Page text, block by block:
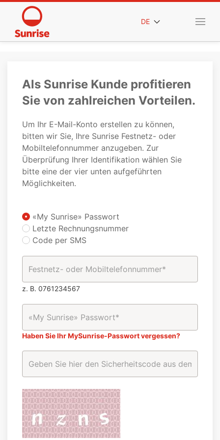
DE
Als Sunrise Kunde profitieren
Sie von zahlreichen Vorteilen.
Um Ihr E-Mail-Konto erstellen zu können,
bitten wir Sie, Ihre Sunrise Festnetz- oder
Mobiltelefonnummer anzugeben. Zur
Überprüfung Ihrer Identifikation wählen Sie
bitte eine der vier unten aufgeführten
Möglichkeiten.
«My Sunrise» Passwort
Letzte Rechnungsnummer
Code per SMS
z. B. 0761234567
Haben Sie Ihr MySunrise-Passwort vergessen?